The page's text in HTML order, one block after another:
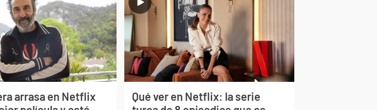
arrasa en Netflix
Qué ver en Netflix: la serie